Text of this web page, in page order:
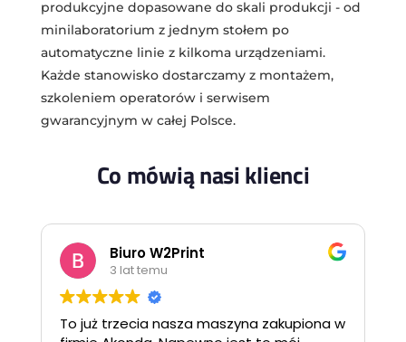
produkcyjne dopasowane do skali produkcji - od
minilaboratorium z jednym stołem po
automatyczne linie z kilkoma urządzeniami.
Każde stanowisko dostarczamy z montażem,
szkoleniem operatorów i serwisem
gwarancyjnym w całej Polsce.
Co mówią nasi klienci
Biuro W2Print
3 lat temu
To już trzecia nasza maszyna zakupiona w